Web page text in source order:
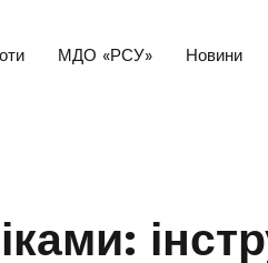
МДО «РСУ» Новини